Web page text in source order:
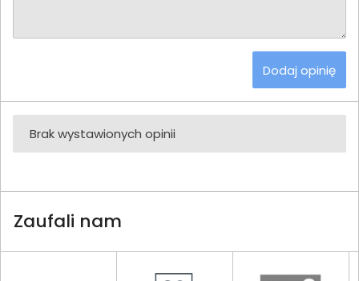
Dodaj opinię
Brak wystawionych opinii
Zaufali nam